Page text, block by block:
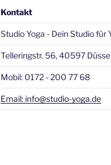
Kontakt
Studio Yoga - Dein Studio für
Telleringstr. 56, 40597
Mobil: 0172 - 200 77 68
Email: info@studio-yoga.de